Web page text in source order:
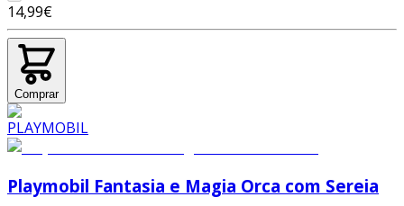
14,99€
Comprar
Playmobil Fantasia e Magia Orca com Sereia